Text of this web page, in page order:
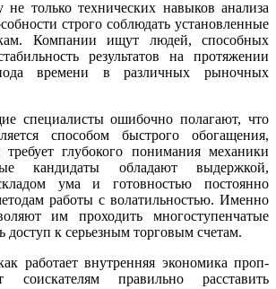
не только технических навыков анализа
строго соблюдать установленные
Компании ищут людей, способных
результатов на протяжении
времени в различных рыночных
специалисты ошибочно полагают, что
способом быстрого обогащения,
требует глубокого понимания механики
кандидаты обладают выдержкой,
ума и готовностью постоянно
работы с волатильностью. Именно
им проходить многоступенчатые
доступ к серьезным торговым счетам.
работает внутренняя экономика проп-
правильно расставить